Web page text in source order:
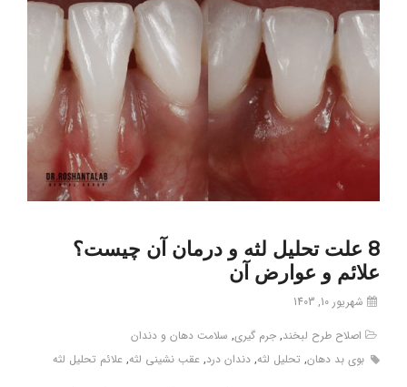
8 علت تحلیل لثه و درمان آن چیست؟
علائم و عوارض آن
شهریور 10, 1403
اصلاح طرح لبخند, جرم گیری, سلامت دهان و دندان
بوی بد دهان, تحلیل لثه, دندان درد, عقب نشینی لثه, علائم تحلیل لثه